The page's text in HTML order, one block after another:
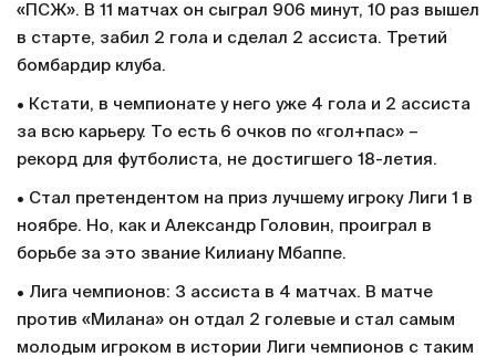
«ПСЖ». В 11 матчах он сыграл 906 минут, 10 раз вышел
в старте, забил 2 гола и сделал 2 ассиста. Третий
бомбардир клуба.
• Кстати, в чемпионате у него уже 4 гола и 2 ассиста
за всю карьеру. То есть 6 очков по «гол+пас» –
рекорд для футболиста, не достигшего 18-летия.
• Стал претендентом на приз лучшему игроку Лиги 1 в
ноябре. Но, как и Александр Головин, проиграл в
борьбе за это звание Килиану Мбаппе.
• Лига чемпионов: 3 ассиста в 4 матчах. В матче
против «Милана» он отдал 2 голевые и стал самым
молодым игроком в истории Лиги чемпионов с таким